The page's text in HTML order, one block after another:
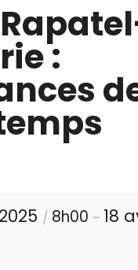
:
/ 8h00 – 18